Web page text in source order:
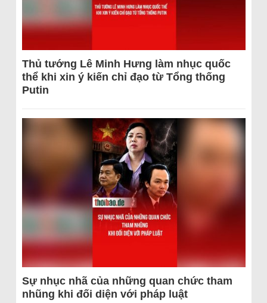
Thủ tướng Lê Minh Hưng làm nhục quốc
thể khi xin ý kiến chỉ đạo từ Tổng thống
Putin
Sự nhục nhã của những quan chức tham
nhũng khi đối diện với pháp luật